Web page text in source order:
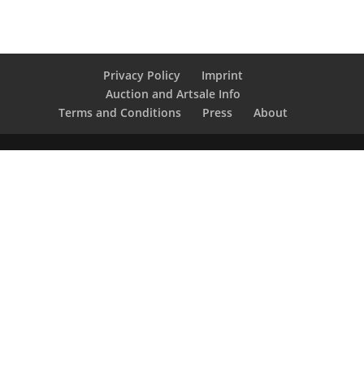
Privacy Policy
Imprint
Auction and Artsale Info
Terms and Conditions
Press About